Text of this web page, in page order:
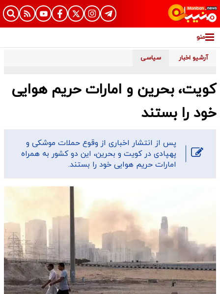
منو
آرشیو اخبار سیاسی
کویت، بحرین و امارات حریم هوایی
خود را بستند
پس از انتشار اخباری از وقوع حملات موشکی و
پهپادی در کویت و بحرین، این دو کشور به همراه
امارات حریم هوایی خود را بستند.